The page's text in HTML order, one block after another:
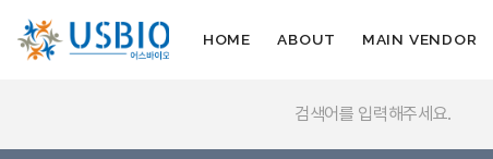
HOME ABOUT MAIN VENDOR